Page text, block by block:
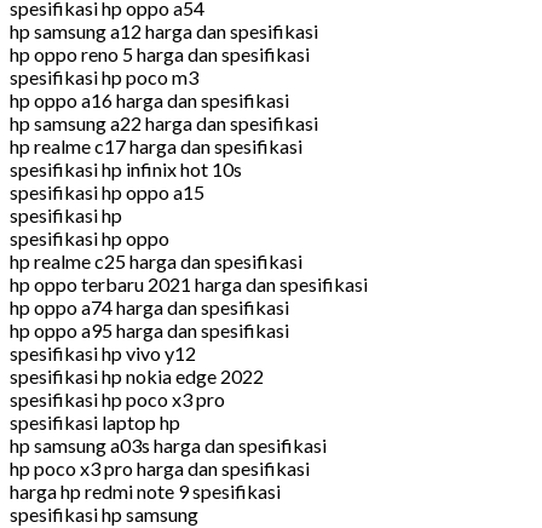
spesifikasi hp oppo a54
hp samsung a12 harga dan spesifikasi
hp oppo reno 5 harga dan spesifikasi
spesifikasi hp poco m3
hp oppo a16 harga dan spesifikasi
hp samsung a22 harga dan spesifikasi
hp realme c17 harga dan spesifikasi
spesifikasi hp infinix hot 10s
spesifikasi hp oppo a15
spesifikasi hp
spesifikasi hp oppo
hp realme c25 harga dan spesifikasi
hp oppo terbaru 2021 harga dan spesifikasi
hp oppo a74 harga dan spesifikasi
hp oppo a95 harga dan spesifikasi
spesifikasi hp vivo y12
spesifikasi hp nokia edge 2022
spesifikasi hp poco x3 pro
spesifikasi laptop hp
hp samsung a03s harga dan spesifikasi
hp poco x3 pro harga dan spesifikasi
harga hp redmi note 9 spesifikasi
spesifikasi hp samsung